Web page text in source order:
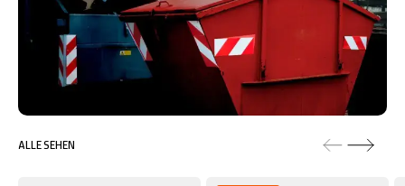
ALLE SEHEN